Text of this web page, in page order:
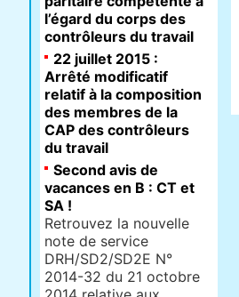
l’égard du corps des
contrôleurs du travail
22 juillet 2015 :
Arrêté modificatif
relatif à la composition
des membres de la
CAP des contrôleurs
du travail
Second avis de
vacances en B : CT et
SA !
Retrouvez la nouvelle
note de service
DRH/SD2/SD2E N°
2014-32 du 21 octobre